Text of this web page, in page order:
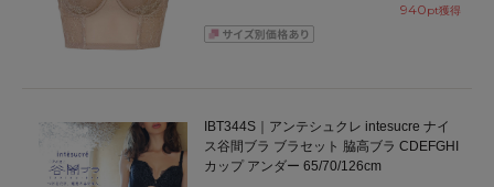
940pt獲得
IBT344S｜アンテシュクレ intesucre ナイ
ス谷間ブラ ブラセット 脇高ブラ CDEFGHI
カップ アンダー 65/70/126cm